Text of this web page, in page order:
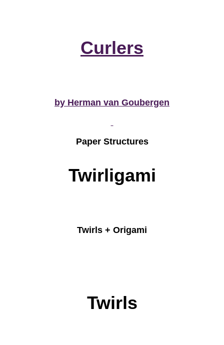
Curlers
by Herman van Goubergen
Paper Structures
Twirligami
Twirls + Origami
Twirls